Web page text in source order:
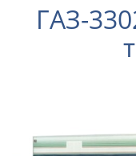
ГАЗ-